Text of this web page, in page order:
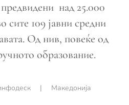
над 25.000
сите 109 јавни средни
Од нив, повеќе од
образование.
| Македонија